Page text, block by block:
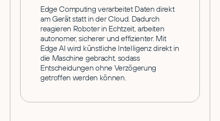
Edge Computing verarbeitet Daten direkt
am Gerät statt in der Cloud. Dadurch
reagieren Roboter in Echtzeit, arbeiten
autonomer, sicherer und effizienter. Mit
Edge AI wird künstliche Intelligenz direkt in
die Maschine gebracht, sodass
Entscheidungen ohne Verzögerung
getroffen werden können.